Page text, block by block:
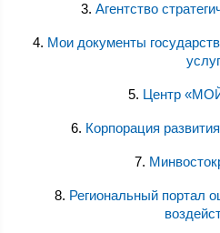
3. Агентство
4. Мои документы
услуг
5. Центр
6. Корпорация
7.
8. Региональный портал